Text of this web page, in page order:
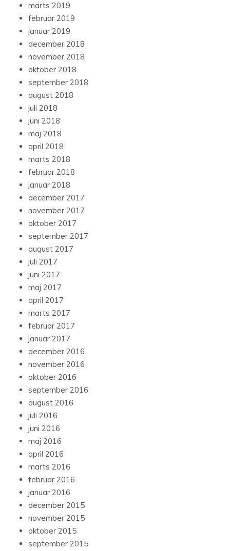
marts 2019
februar 2019
januar 2019
december 2018
november 2018
oktober 2018
september 2018
august 2018
juli 2018
juni 2018
maj 2018
april 2018
marts 2018
februar 2018
januar 2018
december 2017
november 2017
oktober 2017
september 2017
august 2017
juli 2017
juni 2017
maj 2017
april 2017
marts 2017
februar 2017
januar 2017
december 2016
november 2016
oktober 2016
september 2016
august 2016
juli 2016
juni 2016
maj 2016
april 2016
marts 2016
februar 2016
januar 2016
december 2015
november 2015
oktober 2015
september 2015